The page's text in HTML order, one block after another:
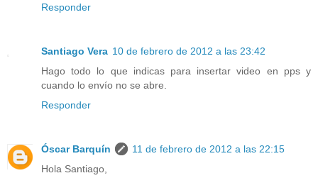
Responder
Santiago Vera 10 de febrero de 2012 a las 23:42
Hago todo lo que indicas para insertar video en pps y
cuando lo envío no se abre.
Responder
Óscar Barquín
11 de febrero de 2012 a las 22:15
Hola Santiago,